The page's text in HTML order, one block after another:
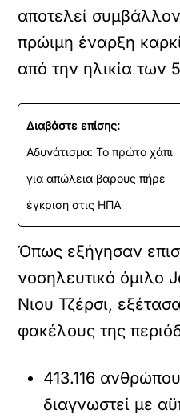
αποτελεί
πρώιμη έναρξη
από την ηλικία των
Διαβάστε επίσης:
Αδυνάτισμα: Το πρώτο χάπι
για απώλεια βάρους πήρε
έγκριση στις ΗΠΑ
Όπως εξήγησαν
νοσηλευτικό όμιλο
Νιου Τζέρσι,
φακέλους της
413.116
διαγνωστεί με